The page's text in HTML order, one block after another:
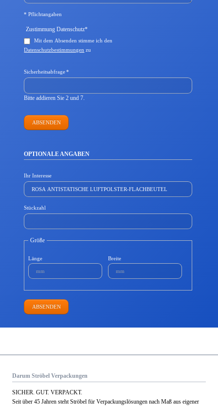
* Pflichtangaben
Pflichtfeld
Zustimmung Datenschutz*
Mit dem Absenden stimme ich den
Datenschutzbestimmungen zu
Pflichtfeld
Sicherheitsabfrage*
Bitte addieren Sie 2 und 7.
ABSENDEN
OPTIONALE ANGABEN
Ihr Interesse
Stückzahl
Größe
Länge Breite
ABSENDEN
Darum Ströbel Verpackungen
SICHER. GUT. VERPACKT.
Seit über 45 Jahren steht Ströbel für Verpack­ungs­lösungen nach Maß aus eigener